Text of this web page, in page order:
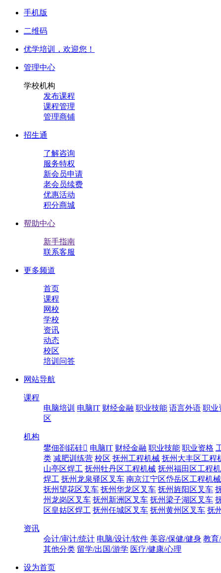
手机版
二维码
优学培训， 欢迎您！
管理中心
学校机构
发布课程
课程管理
管理商铺
招生通
了解咨询
服务特权
新会员申请
老会员续费
优惠活动
积分商城
帮助中心
新手指南
联系客服
更多频道
首页
课程
网校
学校
资讯
动态
校区
培训问答
网站导航
课程
电脑培训 电脑IT 财经金融 职业技能 语言外语 职业
区
机构
鐢佃剳鍩硅 电脑IT 财经金融 职业技能 职业资格
类 减肥训练营 校区 抚州工程机械 抚州大丰区工程
山亭区焊工 抚州牡丹区工程机械 抚州福田区工程
焊工 抚州龙泉驿区叉车 南京江宁区岱岳区工程机械
抚州望花区叉车 抚州华龙区叉车 抚州旌阳区叉车
州龙岗区叉车 抚州新洲区叉车 抚州梁子湖区叉车
区皇姑区焊工 抚州任城区叉车 抚州黄州区叉车 抚
资讯
会计/审计/统计 电脑/设计/软件 美容/保健/健身 教育
其他分类 留学/出国/游学 医疗/健康/心理
设为首页